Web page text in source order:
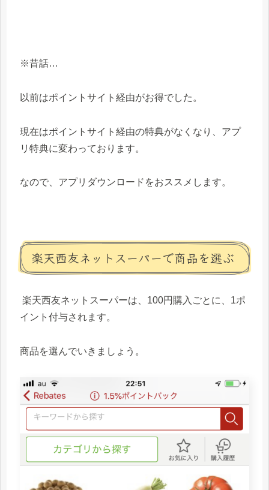
※昔話…
以前はポイントサイト経由がお得でした。
現在はポイントサイト経由の特典がなくなり、アプ
リ特典に変わっております。
なので、アプリダウンロードをおススメします。
楽天西友ネットスーパーで商品を選ぶ
楽天西友ネットスーパーは、100円購入ごとに、1ポ
イント付与されます。
商品を選んでいきましょう。